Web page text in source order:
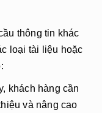
thông tin khác
loại tài liệu hoặc
khách hàng cần
và nâng cao